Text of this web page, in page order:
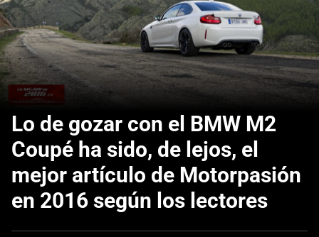
Lo de gozar con el BMW M2
Coupé ha sido, de lejos, el
mejor artículo de Motorpasión
en 2016 según los lectores